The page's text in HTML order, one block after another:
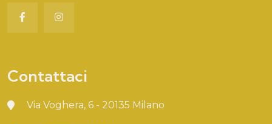
Contattaci
Via Voghera, 6 - 20135 Milano